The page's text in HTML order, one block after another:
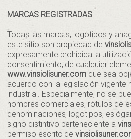
MARCAS REGISTRADAS
Todas las marcas, logotipos y
este sitio son propiedad de
expresamente prohibida la
consentimiento, de cualquier
www.vinsiolisuner.com que sea
acuerdo con la legislación vigente
industrial. Especialmente, no se
nombres comerciales, rótulos de
denominaciones, logotipos,
signo distintivo perteneciente a
permiso escrito de